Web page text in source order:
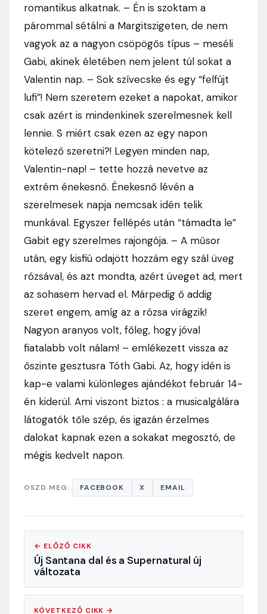
romantikus alkatnak. – Én is szoktam a
párommal sétálni a Margitszigeten, de nem
vagyok az a nagyon csöpögős típus – meséli
Gabi, akinek életében nem jelent túl sokat a
Valentin nap. – Sok szívecske és egy “felfújt
lufi”! Nem szeretem ezeket a napokat, amikor
csak azért is mindenkinek szerelmesnek kell
lennie. S miért csak ezen az egy napon
kötelező szeretni?! Legyen minden nap,
Valentin-nap! – tette hozzá nevetve az
extrém énekesnő. Énekesnő lévén a
szerelmesek napja nemcsak idén telik
munkával. Egyszer fellépés után “támadta le”
Gabit egy szerelmes rajongója. – A műsor
után, egy kisfiú odajött hozzám egy szál üveg
rózsával, és azt mondta, azért üveget ad, mert
az sohasem hervad el. Márpedig ő addig
szeret engem, amíg az a rózsa virágzik!
Nagyon aranyos volt, főleg, hogy jóval
fiatalabb volt nálam! – emlékezett vissza az
őszinte gesztusra Tóth Gabi. Az, hogy idén is
kap-e valami különleges ajándékot február 14-
én kiderül. Ami viszont biztos : a musicalgálára
látogatók tőle szép, és igazán érzelmes
dalokat kapnak ezen a sokakat megosztó, de
mégis kedvelt napon.
OSZD MEG: FACEBOOK X EMAIL
← ELŐZŐ CIKK
Új Santana dal és a Supernatural új
változata
KÖVETKEZŐ CIKK →